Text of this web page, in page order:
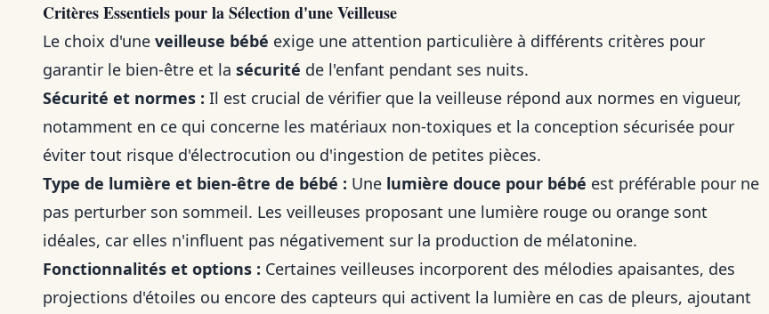
Critères Essentiels pour la Sélection d'une Veilleuse
Le choix d'une veilleuse bébé exige une attention particulière à différents critères pour
garantir le bien-être et la sécurité de l'enfant pendant ses nuits.
Sécurité et normes : Il est crucial de vérifier que la veilleuse répond aux normes en vigueur,
notamment en ce qui concerne les matériaux non-toxiques et la conception sécurisée pour
éviter tout risque d'électrocution ou d'ingestion de petites pièces.
Type de lumière et bien-être de bébé : Une lumière douce pour bébé est préférable pour ne
pas perturber son sommeil. Les veilleuses proposant une lumière rouge ou orange sont
idéales, car elles n'influent pas négativement sur la production de mélatonine.
Fonctionnalités et options : Certaines veilleuses incorporent des mélodies apaisantes, des
projections d'étoiles ou encore des capteurs qui activent la lumière en cas de pleurs, ajoutant